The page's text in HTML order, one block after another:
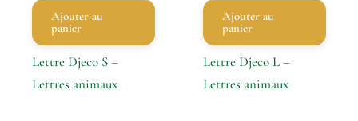
Ajouter au
panier
Lettre Djeco S –
Lettres animaux
Ajouter au
panier
Lettre Djeco L –
Lettres animaux